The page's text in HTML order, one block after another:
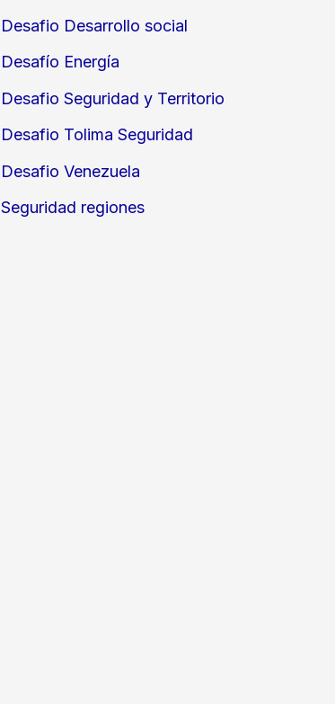
Desafio Desarrollo social
Desafío Energía
Desafio Seguridad y Territorio
Desafio Tolima Seguridad
Desafio Venezuela
Seguridad regiones